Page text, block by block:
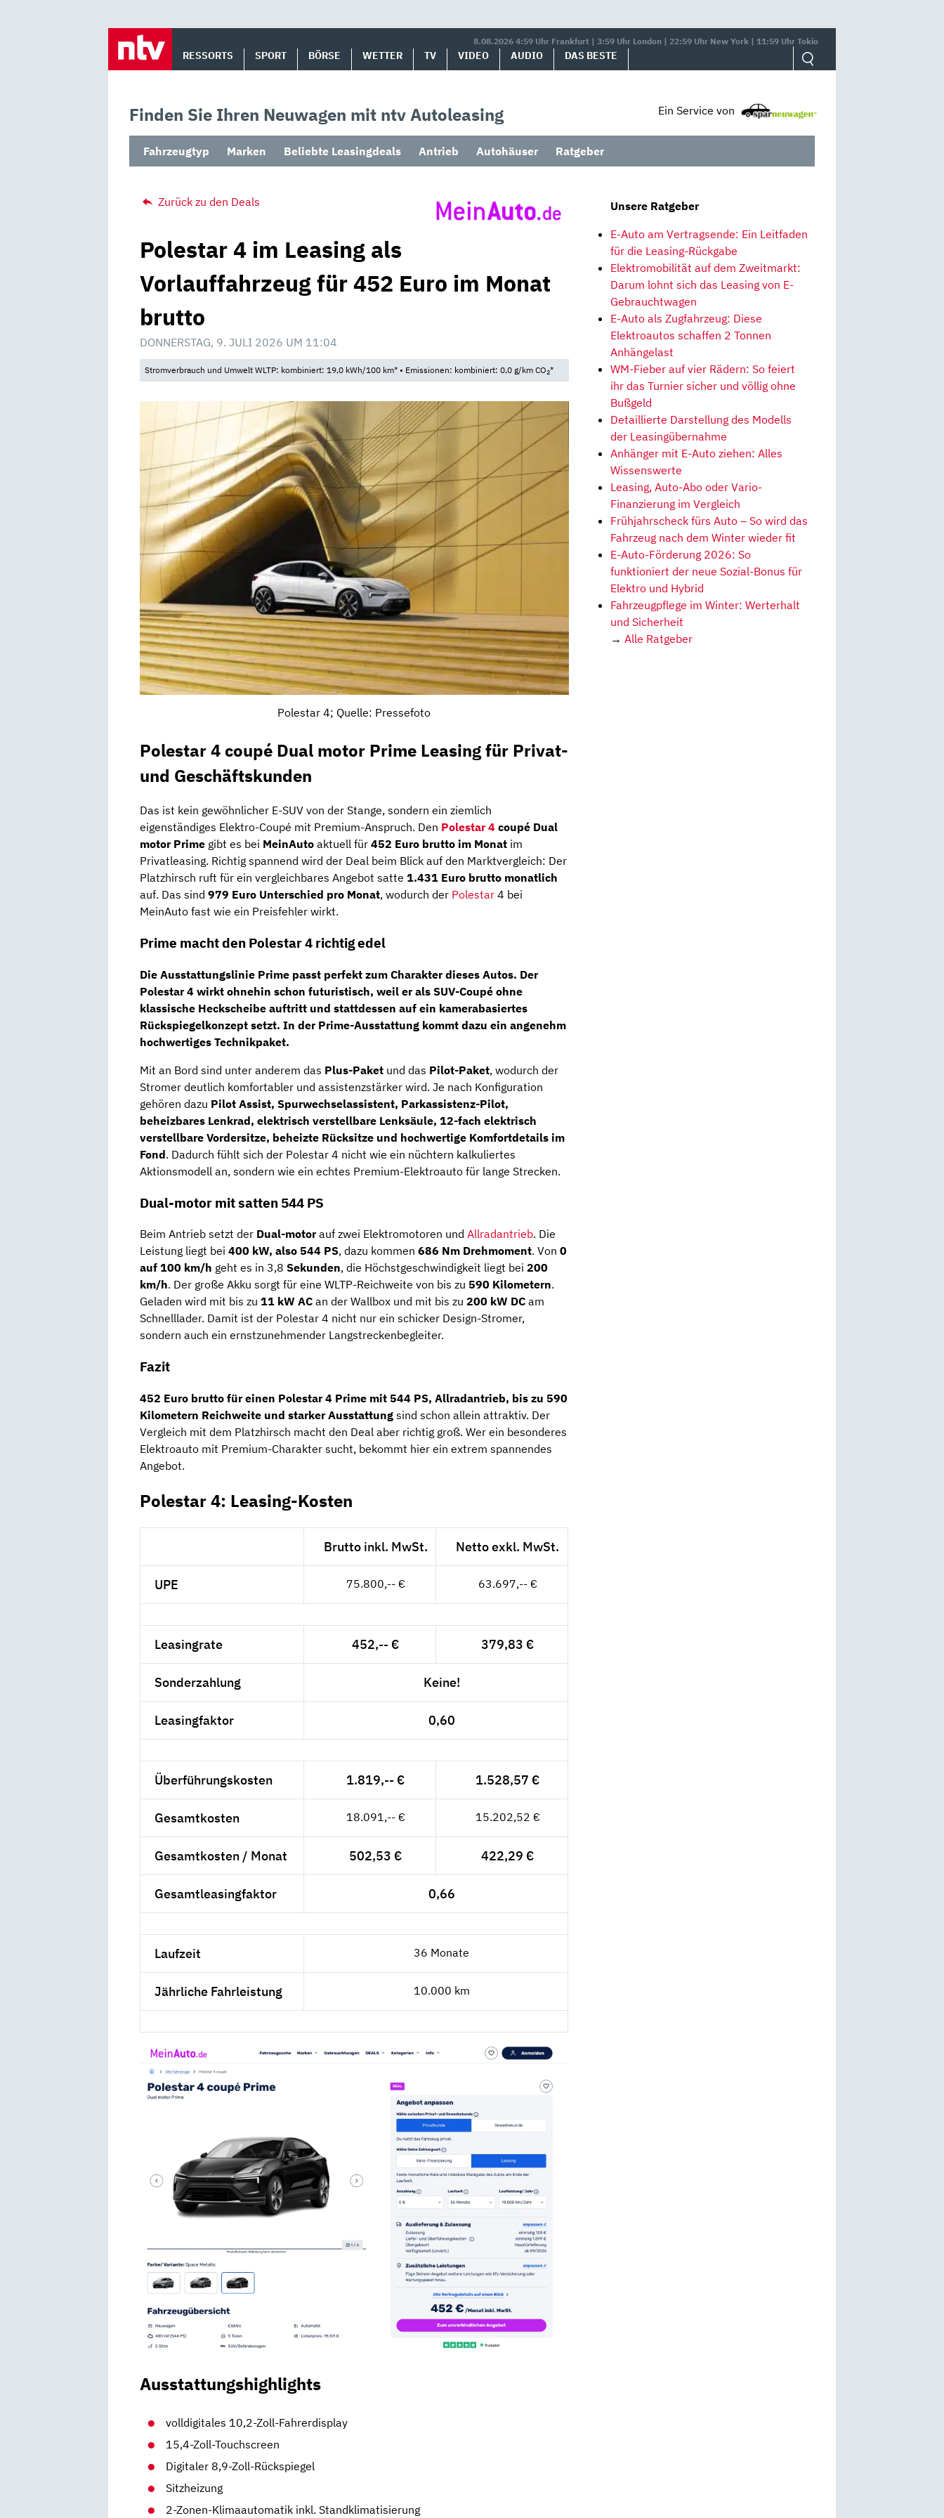
8.08.2026 4:59 Uhr Frankfurt | 3:59 Uhr London | 22:59 Uhr New York | 11:59 Uhr Tokio
RESSORTS SPORT BÖRSE WETTER TV VIDEO AUDIO DAS BESTE
Finden Sie Ihren Neuwagen mit ntv Autoleasing Ein Service von
Fahrzeugtyp Marken Beliebte Leasingdeals Antrieb Autohäuser Ratgeber
Zurück zu den Deals
Polestar 4 im Leasing als
Vorlauffahrzeug für 452 Euro im Monat
brutto
DONNERSTAG, 9. JULI 2026 UM 11:04
Stromverbrauch und Umwelt WLTP: kombiniert: 19,0 kWh/100 km* • Emissionen: kombiniert: 0,0 g/km CO2*
Polestar 4; Quelle: Pressefoto
Polestar 4 coupé Dual motor Prime Leasing für Privat-
und Geschäftskunden
Das ist kein gewöhnlicher E-SUV von der Stange, sondern ein ziemlich
eigenständiges Elektro-Coupé mit Premium-Anspruch. Den Polestar 4 coupé Dual
motor Prime gibt es bei MeinAuto aktuell für 452 Euro brutto im Monat im
Privatleasing. Richtig spannend wird der Deal beim Blick auf den Marktvergleich: Der
Platzhirsch ruft für ein vergleichbares Angebot satte 1.431 Euro brutto monatlich
auf. Das sind 979 Euro Unterschied pro Monat, wodurch der Polestar 4 bei
MeinAuto fast wie ein Preisfehler wirkt.
Prime macht den Polestar 4 richtig edel
Die Ausstattungslinie Prime passt perfekt zum Charakter dieses Autos. Der
Polestar 4 wirkt ohnehin schon futuristisch, weil er als SUV-Coupé ohne
klassische Heckscheibe auftritt und stattdessen auf ein kamerabasiertes
Rückspiegelkonzept setzt. In der Prime-Ausstattung kommt dazu ein angenehm
hochwertiges Technikpaket.
Mit an Bord sind unter anderem das Plus-Paket und das Pilot-Paket, wodurch der
Stromer deutlich komfortabler und assistenzstärker wird. Je nach Konfiguration
gehören dazu Pilot Assist, Spurwechselassistent, Parkassistenz-Pilot,
beheizbares Lenkrad, elektrisch verstellbare Lenksäule, 12-fach elektrisch
verstellbare Vordersitze, beheizte Rücksitze und hochwertige Komfortdetails im
Fond. Dadurch fühlt sich der Polestar 4 nicht wie ein nüchtern kalkuliertes
Aktionsmodell an, sondern wie ein echtes Premium-Elektroauto für lange Strecken.
Dual-motor mit satten 544 PS
Beim Antrieb setzt der Dual-motorauf zwei Elektromotoren und Allradantrieb. Die
Leistung liegt bei 400 kW, also 544 PS, dazu kommen 686 Nm Drehmoment. Von 0
auf 100 km/h geht es in 3,8 Sekunden, die Höchstgeschwindigkeit liegt bei 200
km/h. Der große Akku sorgt für eine WLTP-Reichweite von bis zu 590 Kilometern.
Geladen wird mit bis zu 11 kW AC an der Wallbox und mit bis zu 200 kW DC am
Schnelllader. Damit ist der Polestar 4 nicht nur ein schicker Design-Stromer,
sondern auch ein ernstzunehmender Langstreckenbegleiter.
Fazit
452 Euro brutto für einen Polestar 4 Prime mit 544 PS, Allradantrieb, bis zu 590
Kilometern Reichweite und starker Ausstattung sind schon allein attraktiv. Der
Vergleich mit dem Platzhirsch macht den Deal aber richtig groß. Wer ein besonderes
Elektroauto mit Premium-Charakter sucht, bekommt hier ein extrem spannendes
Angebot.
Polestar 4: Leasing-Kosten
Brutto inkl. MwSt. Netto exkl. MwSt.
UPE 75.800,-- € 63.697,-- €
Leasingrate 452,-- € 379,83 €
Sonderzahlung Keine!
Leasingfaktor 0,60
Überführungskosten 1.819,-- € 1.528,57 €
Gesamtkosten 18.091,-- € 15.202,52 €
Gesamtkosten / Monat 502,53 € 422,29 €
Gesamtleasingfaktor 0,66
Laufzeit 36 Monate
Jährliche Fahrleistung 10.000 km
Ausstattungshighlights
volldigitales 10,2-Zoll-Fahrerdisplay
15,4-Zoll-Touchscreen
Digitaler 8,9-Zoll-Rückspiegel
Sitzheizung
2-Zonen-Klimaautomatik inkl. Standklimatisierung
Unsere Ratgeber
E-Auto am Vertragsende: Ein Leitfaden
für die Leasing-Rückgabe
Elektromobilität auf dem Zweitmarkt:
Darum lohnt sich das Leasing von E-
Gebrauchtwagen
E-Auto als Zugfahrzeug: Diese
Elektroautos schaffen 2 Tonnen
Anhängelast
WM-Fieber auf vier Rädern: So feiert
ihr das Turnier sicher und völlig ohne
Bußgeld
Detaillierte Darstellung des Modells
der Leasingübernahme
Anhänger mit E-Auto ziehen: Alles
Wissenswerte
Leasing, Auto-Abo oder Vario-
Finanzierung im Vergleich
Frühjahrscheck fürs Auto – So wird das
Fahrzeug nach dem Winter wieder fit
E-Auto-Förderung 2026: So
funktioniert der neue Sozial-Bonus für
Elektro und Hybrid
Fahrzeugpflege im Winter: Werterhalt
und Sicherheit
→ Alle Ratgeber